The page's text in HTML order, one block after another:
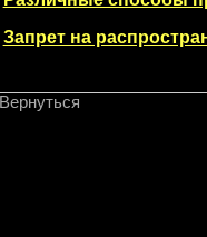
Запрет на
Вернуться